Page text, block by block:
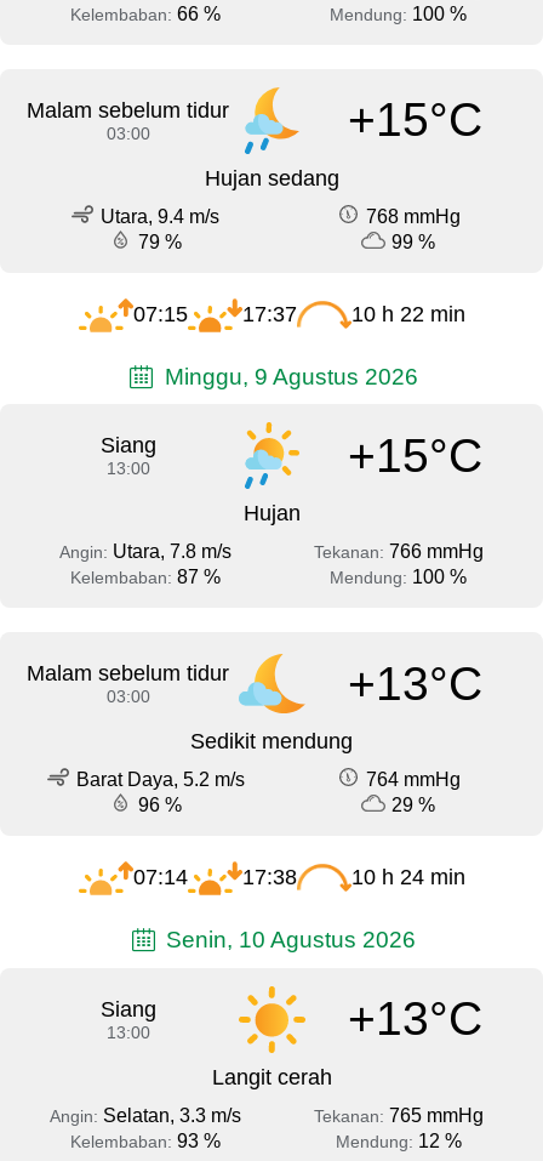
Kelembaban: 66 % Mendung: 100 %
Malam sebelum tidur
03:00 +15°C
Hujan sedang
Utara, 9.4 m/s
768 mmHg
79 %
99 %
07:15 17:37 10 h 22 min
Minggu, 9 Agustus 2026
Siang
13:00 +15°C
Hujan
Angin: Utara, 7.8 m/s Tekanan: 766 mmHg
Kelembaban: 87 % Mendung: 100 %
Malam sebelum tidur
03:00 +13°C
Sedikit mendung
Barat Daya, 5.2 m/s
764 mmHg
96 %
29 %
07:14 17:38 10 h 24 min
Senin, 10 Agustus 2026
Siang
13:00 +13°C
Langit cerah
Angin: Selatan, 3.3 m/s Tekanan: 765 mmHg
Kelembaban: 93 % Mendung: 12 %